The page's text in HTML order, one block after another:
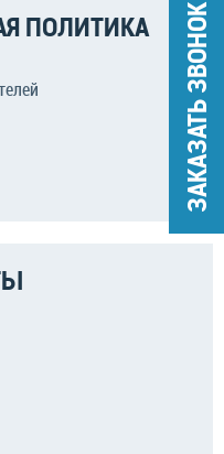
ПОЛИТИКА ЗАКАЗАТЬ ЗВОНОК